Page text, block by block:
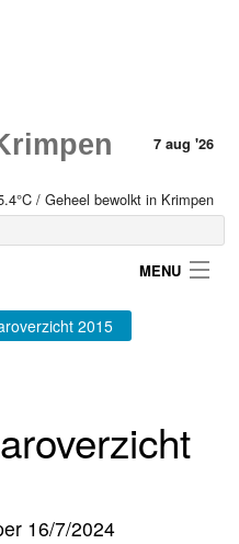
7 aug '26
/ Geheel bewolkt in Krimpen
MENU
2015
16/7/2024